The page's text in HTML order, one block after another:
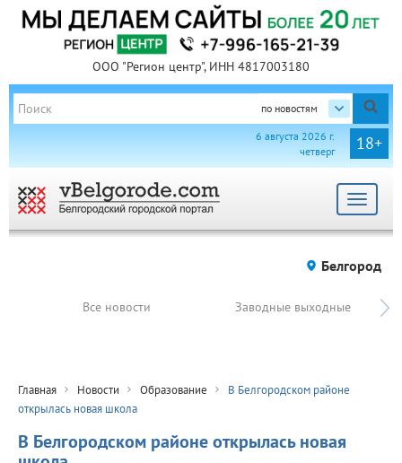
ООО "Регион центр", ИНН 4817003180
по новостям
18+
6 августа 2026 г.
четверг
Toggle
Белгород
Все новости Заводные выходные
Главная Новости Образование
В Белгородском районе
открылась новая школа
В Белгородском районе открылась новая